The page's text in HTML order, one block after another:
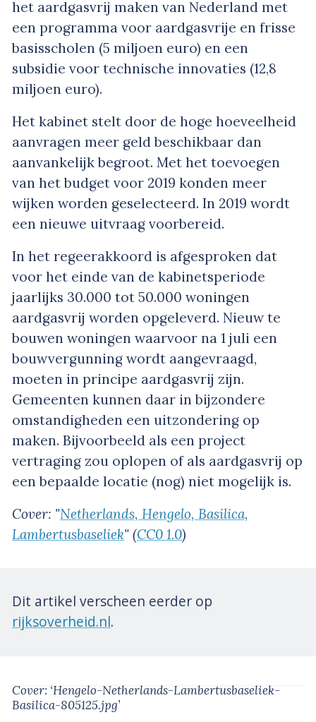
het aardgasvrij maken van Nederland met
een programma voor aardgasvrije en frisse
basisscholen (5 miljoen euro) en een
subsidie voor technische innovaties (12,8
miljoen euro).
Het kabinet stelt door de hoge hoeveelheid
aanvragen meer geld beschikbaar dan
aanvankelijk begroot. Met het toevoegen
van het budget voor 2019 konden meer
wijken worden geselecteerd. In 2019 wordt
een nieuwe uitvraag voorbereid.
In het regeerakkoord is afgesproken dat
voor het einde van de kabinetsperiode
jaarlijks 30.000 tot 50.000 woningen
aardgasvrij worden opgeleverd. Nieuw te
bouwen woningen waarvoor na 1 juli een
bouwvergunning wordt aangevraagd,
moeten in principe aardgasvrij zijn.
Gemeenten kunnen daar in bijzondere
omstandigheden een uitzondering op
maken. Bijvoorbeeld als een project
vertraging zou oplopen of als aardgasvrij op
een bepaalde locatie (nog) niet mogelijk is.
Cover: "Netherlands, Hengelo, Basilica,
Lambertusbaseliek" (CC0 1.0)
Dit artikel verscheen eerder op
rijksoverheid.nl.
Cover: ‘Hengelo-Netherlands-Lambertusbaseliek-
Basilica-805125.jpg’